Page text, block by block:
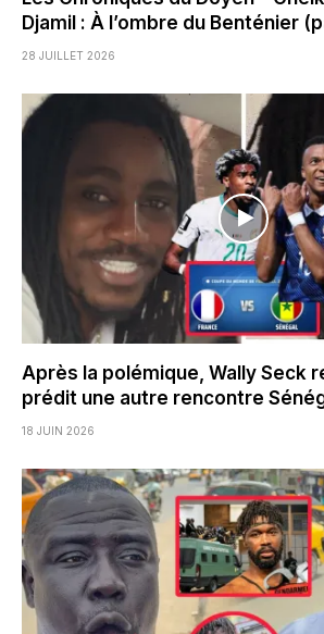
Djamil : À l’ombre du Benténier
28 JUILLET 2026
Après la polémique, Wally Seck
prédit une autre rencontre
18 JUIN 2026